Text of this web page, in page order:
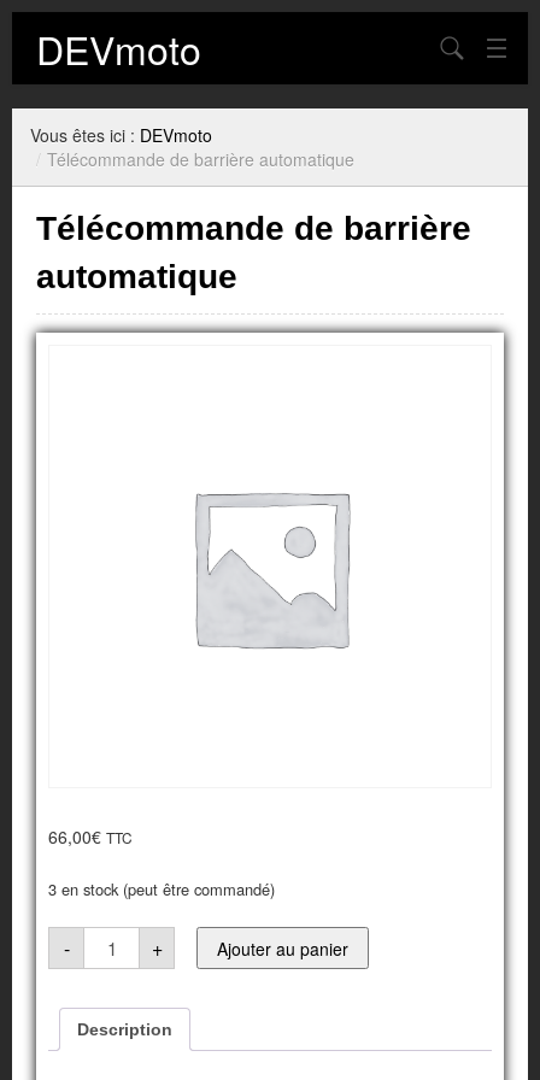
DEVmoto
Contact
Blog
Chercher
Vous êtes ici : DEVmoto
/ Télécommande de barrière automatique
Télécommande de barrière
automatique
66,00€ TTC
3 en stock (peut être commandé)
-
quantité
de
de
barrière
+ Ajouter au panier
Description